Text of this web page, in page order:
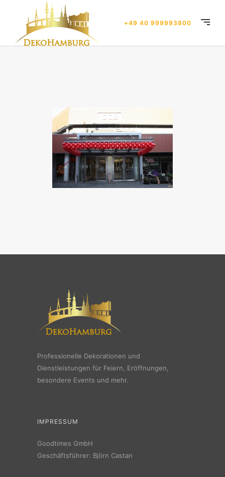
+49 40 999993800
Professionelle Dekorationen und
Dienstleistungen für Feiern, Eröffnungen,
besondere Events und mehr.
IMPRESSUM
Goodtimes GmbH
Geschäftsführer: Björn Castan